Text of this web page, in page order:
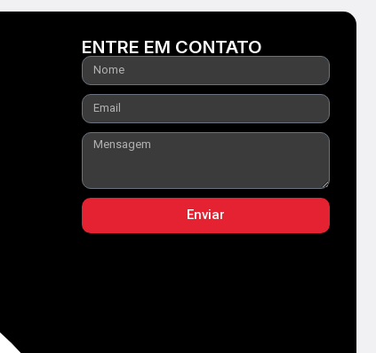
ENTRE EM CONTATO
Enviar